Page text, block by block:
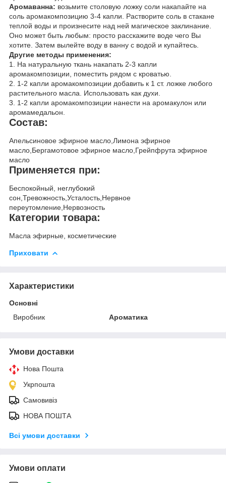
Аромаванна: возьмите столовую ложку соли накапайте на
соль аромакомпозицию 3-4 капли. Растворите соль в стакане
теплой воды и произнесите над ней магическое заклинание.
Оно может быть любым: просто расскажите воде чего Вы
хотите. Затем вылейте воду в ванну с водой и купайтесь.
Другие методы применения:
1. На натуральную ткань накапать 2-3 капли
аромакомпозиции, поместить рядом с кроватью.
2. 1-2 капли аромакомпозиции добавить к 1 ст. ложке любого
растительного масла. Использовать как духи.
3. 1-2 капли аромакомпозиции нанести на аромакулон или
аромамедальон.
Состав:
Апельсиновое эфирное масло,Лимона эфирное
масло,Бергамотовое эфирное масло,Грейпфрута эфирное
масло
Применяется при:
Беспокойный, неглубокий
сон,Тревожность,Усталость,Нервное
переутомление,Нервозность
Категории товара:
Масла эфирные, косметические
Приховати
Характеристики
Основні
Виробник
Ароматика
Умови доставки
Нова Пошта
Укрпошта
Самовивіз
НОВА ПОШТА
Всі умови доставки
Умови оплати